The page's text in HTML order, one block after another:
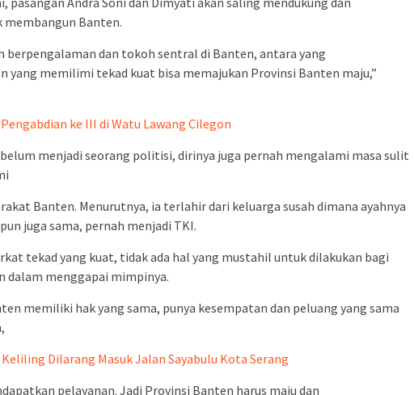
Banten.
berpengalaman dan tokoh sentral di Banten, antara yang
yang memilimi tekad kuat bisa memajukan Provinsi Banten maju,”
ke III di Watu Lawang Cilegon
menjadi seorang politisi, dirinya juga pernah mengalami masa sulit
Banten. Menurutnya, ia terlahir dari keluarga susah dimana ayahnya
juga sama, pernah menjadi TKI.
tekad yang kuat, tidak ada hal yang mustahil untuk dilakukan bagi
dalam menggapai mimpinya.
memiliki hak yang sama, punya kesempatan dan peluang yang sama
Dilarang Masuk Jalan Sayabulu Kota Serang
pelayanan. Jadi Provinsi Banten harus maju dan